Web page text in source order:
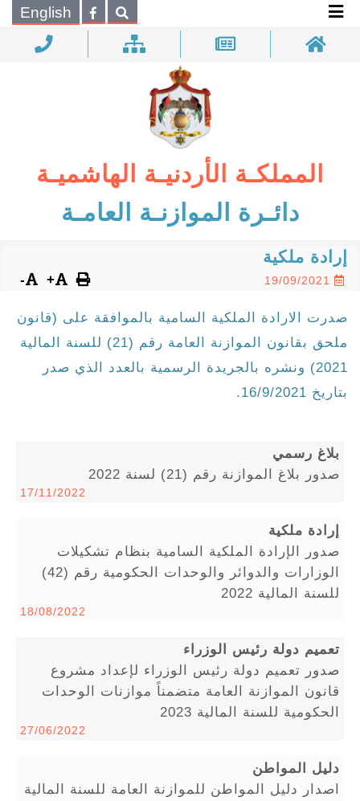
بحـث English
المملكـة الأردنيـة الهاشميـة
دائـرة الموازنـة العامـة
إرادة ملكية
19/09/2021
+
-
صدرت الارادة الملكية السامية بالموافقة على (قانون
ملحق بقانون الموازنة العامة رقم (21) للسنة المالية
2021) ونشره بالجريدة الرسمية بالعدد الذي صدر
بتاريخ 16/9/2021.
بلاغ رسمي
صدور بلاغ الموازنة رقم (21) لسنة 2022
17/11/2022
إرادة ملكية
صدور الإرادة الملكية السامية بنظام تشكيلات
الوزارات والدوائر والوحدات الحكومية رقم (42)
للسنة المالية 2022
18/08/2022
تعميم دولة رئيس الوزراء
صدور تعميم دولة رئيس الوزراء لإعداد مشروع
قانون الموازنة العامة متضمناً موازنات الوحدات
الحكومية للسنة المالية 2023
27/06/2022
دليل المواطن
اصدار دليل المواطن للموازنة العامة للسنة المالية